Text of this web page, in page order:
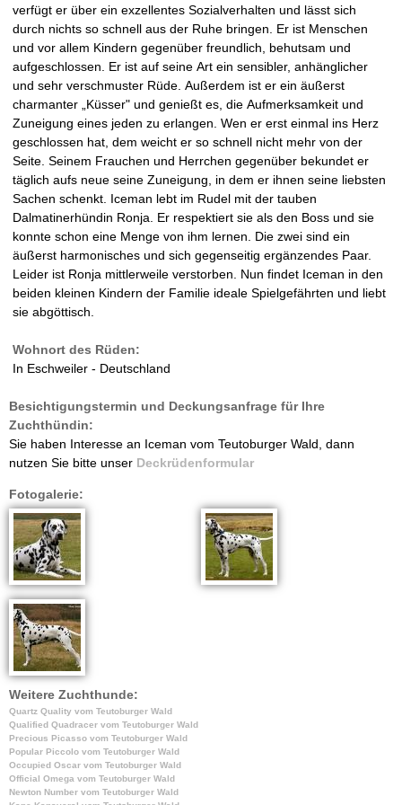
n
V
D
H
-
Z
u
c
h
t
s
e
i
t
1
9
9
4
verfügt er über ein exzellentes Sozialverhalten und lässt sich
durch nichts so schnell aus der Ruhe bringen. Er ist Menschen
und vor allem Kindern gegenüber freundlich, behutsam und
aufgeschlossen. Er ist auf seine Art ein sensibler, anhänglicher
und sehr verschmuster Rüde. Außerdem ist er ein äußerst
charmanter „Küsser" und genießt es, die Aufmerksamkeit und
Zuneigung eines jeden zu erlangen. Wen er erst einmal ins Herz
geschlossen hat, dem weicht er so schnell nicht mehr von der
Seite. Seinem Frauchen und Herrchen gegenüber bekundet er
täglich aufs neue seine Zuneigung, in dem er ihnen seine liebsten
Sachen schenkt. Iceman lebt im Rudel mit der tauben
Dalmatinerhündin Ronja. Er respektiert sie als den Boss und sie
konnte schon eine Menge von ihm lernen. Die zwei sind ein
äußerst harmonisches und sich gegenseitig ergänzendes Paar.
Leider ist Ronja mittlerweile verstorben. Nun findet Iceman in den
beiden kleinen Kindern der Familie ideale Spielgefährten und liebt
sie abgöttisch.
Wohnort des Rüden:
In Eschweiler - Deutschland
Besichtigungstermin und Deckungsanfrage für Ihre
Zuchthündin:
Sie haben Interesse an Iceman vom Teutoburger Wald, dann
nutzen Sie bitte unser Deckrüdenformular
Fotogalerie:
Weitere Zuchthunde:
Quartz Quality vom Teutoburger Wald
Qualified Quadracer vom Teutoburger Wald
Precious Picasso vom Teutoburger Wald
Popular Piccolo vom Teutoburger Wald
Occupied Oscar vom Teutoburger Wald
Official Omega vom Teutoburger Wald
Newton Number vom Teutoburger Wald